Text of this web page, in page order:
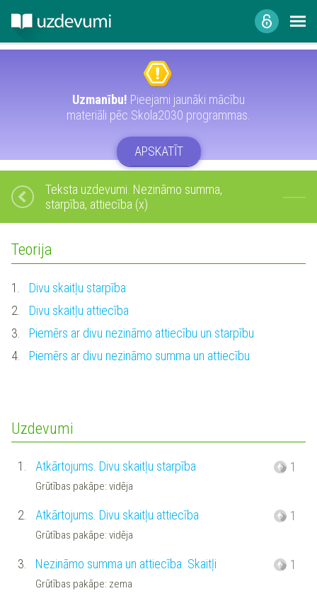
Uzmanību! Pieejami jaunāki mācību
materiāli pēc Skola2030 programmas.
APSKATĪT
Teksta uzdevumi. Nezināmo summa,
starpība, attiecība (x)
Teorija
1.
Divu skaitļu starpība
2.
Divu skaitļu attiecība
3.
Piemērs ar divu nezināmo attiecību un starpību
4.
Piemērs ar divu nezināmo summa un attiecību
Uzdevumi
1. Atkārtojums. Divu skaitļu starpība
Grūtības pakāpe: vidēja
1
2. Atkārtojums. Divu skaitļu attiecība
Grūtības pakāpe: vidēja
1
3. Nezināmo summa un attiecība. Skaitļi
Grūtības pakāpe: zema
1